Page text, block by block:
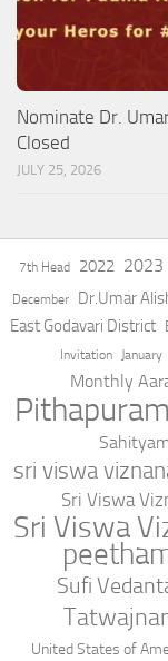
Nominate Dr.
Closed
JULY 25, 2026
7th Head 2022 2023
December Dr.Umar
East Godavari District
Invitation January
Monthly
Pithapuram
sri viswa
Sri Viswa
Sri Viswa
Sufi
United States of